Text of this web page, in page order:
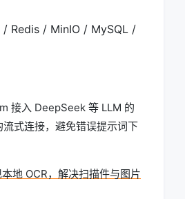
Redis / MinIO / MySQL /
接入 DeepSeek 等 LLM 的
式连接，避免错误提示词下
地 OCR，解决扫描件与图片